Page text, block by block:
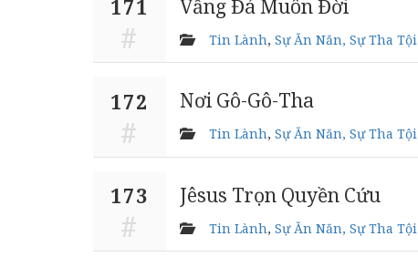
171 Vầng Đá Muôn Đời
Tin Lành, Sự Ăn Năn, Sự Tha Tội
172 Nơi Gô-Gô-Tha
Tin Lành, Sự Ăn Năn, Sự Tha Tội
173 Jêsus Trọn Quyền Cứu
Tin Lành, Sự Ăn Năn, Sự Tha Tội